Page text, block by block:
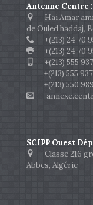
Antenne Centre :
Hai Amar
de Ouled haddaj,
+(213) 24 70
+(213) 24 70
+(213) 555
+(213) 555 937
+(213) 550
SCIPP Ouest
Classe 216
Abbes, Algérie